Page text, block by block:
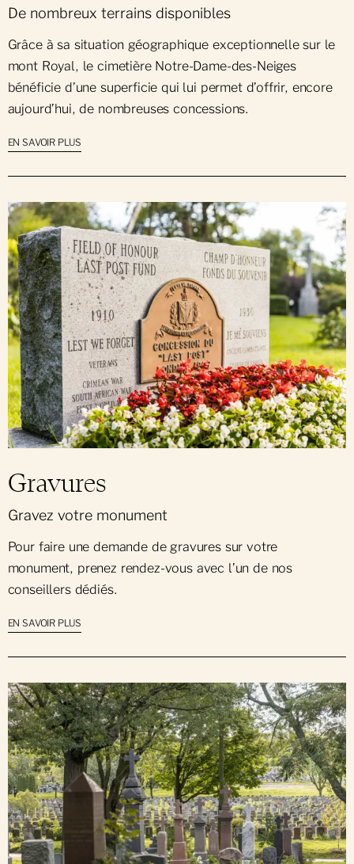
De nombreux terrains disponibles
Grâce à sa situation géographique exceptionnelle sur le
mont Royal, le cimetière Notre-Dame-des-Neiges
bénéficie d’une superficie qui lui permet d’offrir, encore
aujourd’hui, de nombreuses concessions.
EN SAVOIR PLUS
Gravures
Gravez votre monument
Pour faire une demande de gravures sur votre
monument, prenez rendez-vous avec l’un de nos
conseillers dédiés.
EN SAVOIR PLUS